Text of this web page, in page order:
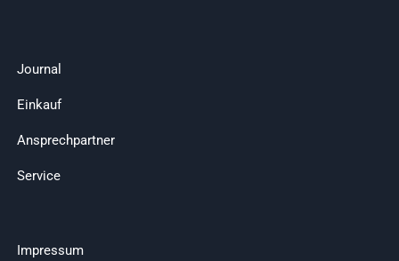
Journal
Einkauf
Ansprechpartner
Service
Impressum